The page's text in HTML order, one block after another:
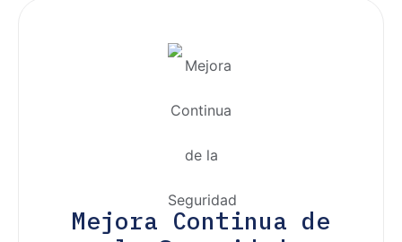
Mejora Continua de